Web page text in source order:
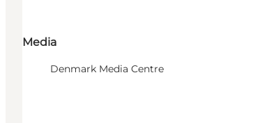
Media
Denmark Media Centre